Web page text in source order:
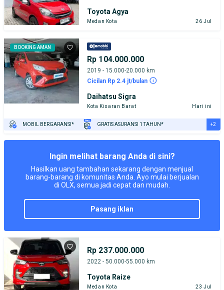
Toyota Agya
Medan Kota 26 Jul
BOOKING AMAN
Rp 104.000.000
2019 - 15.000-20.000 km
Cicilan Rp 2.4 jt/bulan
Daihatsu Sigra
Kota Kisaran Barat Hari ini
MOBIL BERGARANSI* GRATIS ASURANSI 1 TAHUN* +2
Ingin melihat barang Anda di sini?
Hasilkan uang tambahan sekarang dengan menjual
barang-barang di komunitas Anda. Ayo mulai berjualan
di OLX, semua jadi cepat dan mudah.
pasang iklan
Rp 237.000.000
2022 - 50.000-55.000 km
Toyota Raize
Medan Kota 23 Jul